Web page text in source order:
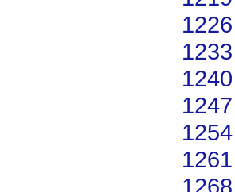
1226
1233
1240
1247
1254
1261
1268